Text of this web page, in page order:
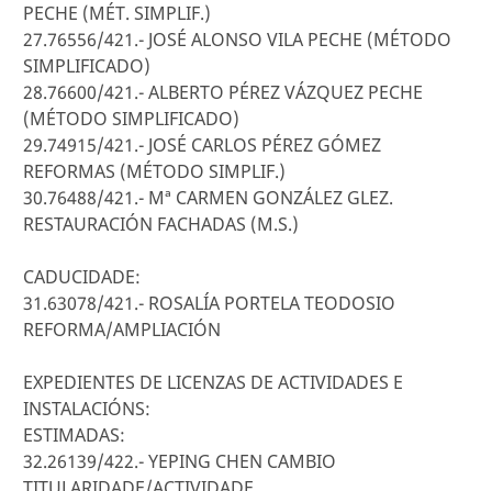
PECHE (MÉT. SIMPLIF.)
27.76556/421.- JOSÉ ALONSO VILA PECHE (MÉTODO
SIMPLIFICADO)
28.76600/421.- ALBERTO PÉREZ VÁZQUEZ PECHE
(MÉTODO SIMPLIFICADO)
29.74915/421.- JOSÉ CARLOS PÉREZ GÓMEZ
REFORMAS (MÉTODO SIMPLIF.)
30.76488/421.- Mª CARMEN GONZÁLEZ GLEZ.
RESTAURACIÓN FACHADAS (M.S.)
CADUCIDADE:
31.63078/421.- ROSALÍA PORTELA TEODOSIO
REFORMA/AMPLIACIÓN
EXPEDIENTES DE LICENZAS DE ACTIVIDADES E
INSTALACIÓNS:
ESTIMADAS:
32.26139/422.- YEPING CHEN CAMBIO